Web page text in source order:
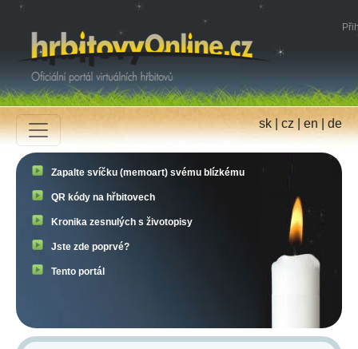
sk|cz|en|de
Zapalte svíčku (memoart) svému blízkému
QR kódy na hřbitovech
Kronika zesnulých s životopisy
Jste zde poprvé?
Tento portál